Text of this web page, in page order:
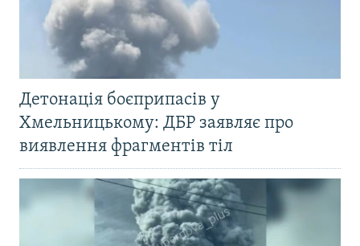
Детонація боєприпасів у
Хмельницькому: ДБР заявляє про
виявлення фрагментів тіл